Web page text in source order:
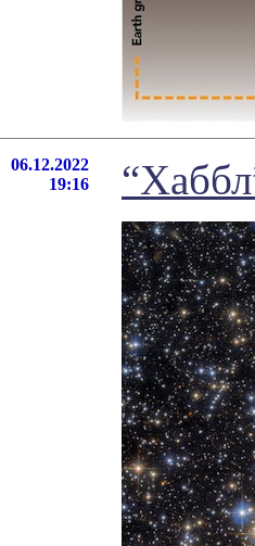
06.12.2022
19:16